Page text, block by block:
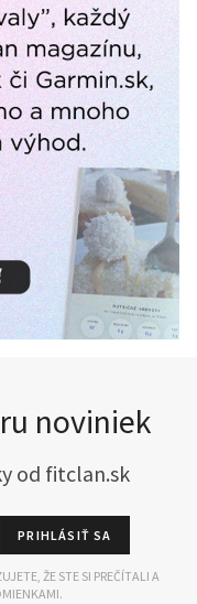
noviniek
od fitclan.sk
PRIHLÁSIŤ SA
ŽE STE SI PREČÍTALI A